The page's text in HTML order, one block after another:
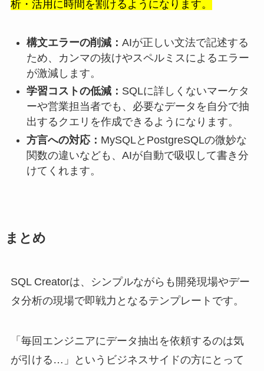
析・活用に時間を割けるようになります。
構文エラーの削減： AIが正しい文法で記述する
ため、カンマの抜けやスペルミスによるエラー
が激減します。
学習コストの低減： SQLに詳しくないマーケタ
ーや営業担当者でも、必要なデータを自分で抽
出するクエリを作成できるようになります。
方言への対応： MySQLとPostgreSQLの微妙な
関数の違いなども、AIが自動で吸収して書き分
けてくれます。
まとめ
SQL Creatorは、シンプルながらも開発現場やデー
タ分析の現場で即戦力となるテンプレートです。
「毎回エンジニアにデータ抽出を依頼するのは気
が引ける…」というビジネスサイドの方にとって